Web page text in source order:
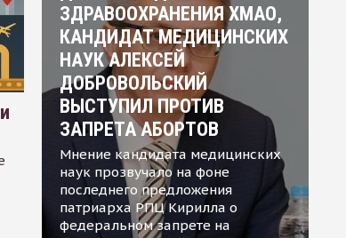
ЗДРАВООХРАНЕНИЯ ХМАО,
КАНДИДАТ МЕДИЦИНСКИХ
НАУК АЛЕКСЕЙ
ДОБРОВОЛЬСКИЙ
ВЫСТУПИЛ ПРОТИВ
ЗАПРЕТА АБОРТОВ
Мнение кандидата медицинских
наук прозвучало на фоне
последнего предложения
патриарха РПЦ Кирилла о
федеральном запрете на